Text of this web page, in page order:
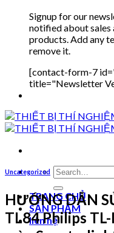
Signup for our
notified about sales
products. Add any
remove it.
[contact-form-7
title="Newsletter
Search
for:
TRANG CHỦ
SẢN PHẨM
liên hệ
Uncategorized
HƯỚNG DẪN
TL84 Philips